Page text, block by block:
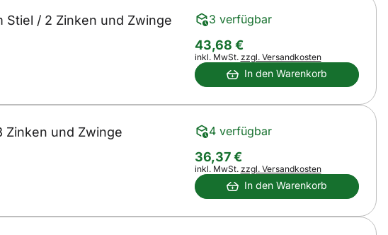
Stiel / 2 Zinken und Zwinge 3 verfügbar
43,68 €
Steuerhinweis:
inkl. MwSt. zzgl. Versandkosten
In den Warenkorb
Zinken und Zwinge 4 verfügbar
36,37€
Steuerhinweis:
inkl. MwSt. zzgl. Versandkosten
In den Warenkorb